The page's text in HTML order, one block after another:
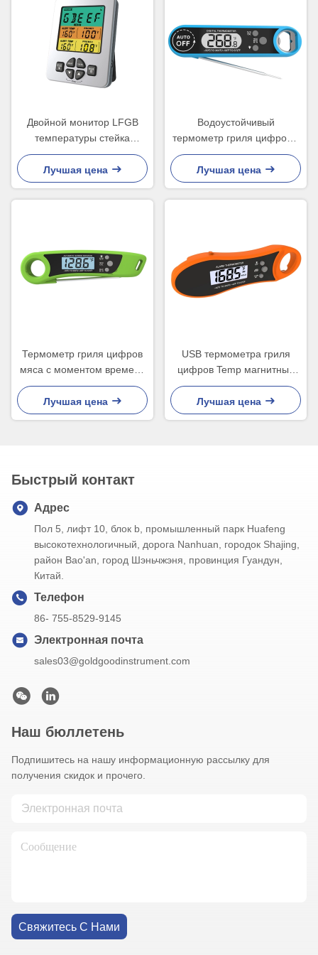
Двойной монитор LFGB
температуры стейка
термометра барбекю зонда
2
Лучшая цена
Водоустойчивый
термометр гриля цифров в
зонде складчатости печи
варя конфету еды
Лучшая цена
Термометр гриля цифров
мяса с моментом времени
зонда быстро прочитал
Лучшая цена
USB термометра гриля
цифров Temp магнитный
поручая двойной зонд
Лучшая цена
Быстрый контакт
Адрес
Пол 5, лифт 10, блок b, промышленный парк Huafeng
высокотехнологичный, дорога Nanhuan, городок Shajing,
район Bao'an, город Шэньчжэня, провинция Гуандун,
Китай.
Телефон
86- 755-8529-9145
Электронная почта
sales03@goldgoodinstrument.com
Наш бюллетень
Подпишитесь на нашу информационную рассылку для
получения скидок и прочего.
Свяжитесь С Нами